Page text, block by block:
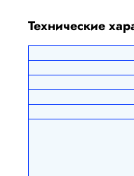
Технические